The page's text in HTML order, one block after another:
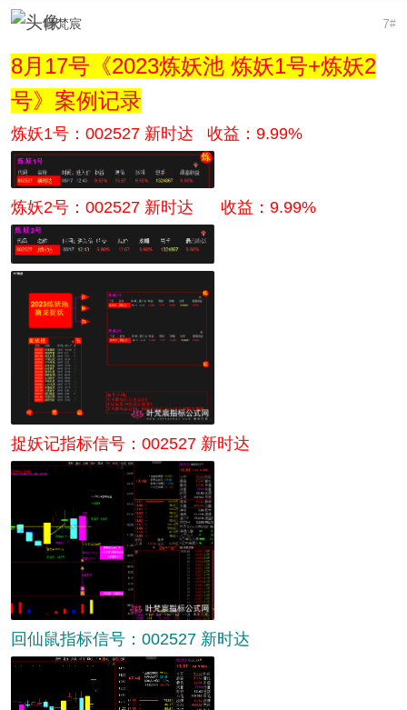
7#
叶梵宸
8月17号《2023炼妖池 炼妖1号+炼妖2
号》案例记录
炼妖1号：002527 新时达 收益：9.99%
炼妖2号： 002527 新时达 收益：9.99%
捉妖记指标信号：002527 新时达
回仙鼠指标信号：002527 新时达